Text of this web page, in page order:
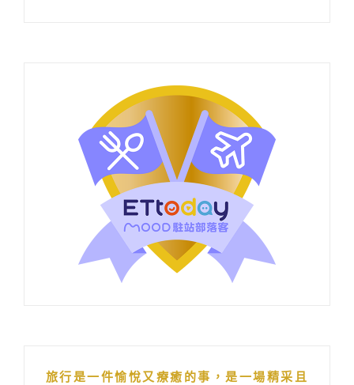
旅行是一件愉悅又療癒的事，是一場精采且